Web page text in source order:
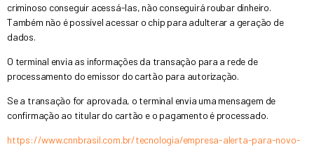
criminoso conseguir acessá-las, não conseguirá roubar dinheiro.
Também não é possível acessar o chip para adulterar a geração de
dados.
O terminal envia as informações da transação para a rede de
processamento do emissor do cartão para autorização.
Se a transação for aprovada, o terminal envia uma mensagem de
confirmação ao titular do cartão e o pagamento é processado.
https://www.cnnbrasil.com.br/tecnologia/empresa-alerta-para-novo-